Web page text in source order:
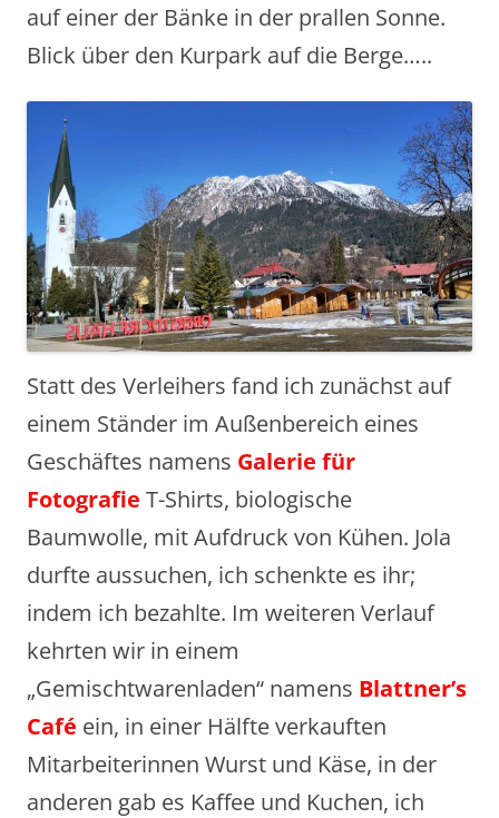
auf einer der Bänke in der prallen Sonne.
Blick über den Kurpark auf die Berge…..
Statt des Verleihers fand ich zunächst auf
einem Ständer im Außenbereich eines
Geschäftes namens Galerie für
Fotografie T-Shirts, biologische
Baumwolle, mit Aufdruck von Kühen. Jola
durfte aussuchen, ich schenkte es ihr;
indem ich bezahlte. Im weiteren Verlauf
kehrten wir in einem
„Gemischtwarenladen“ namens Blattner’s
Café ein, in einer Hälfte verkauften
Mitarbeiterinnen Wurst und Käse, in der
anderen gab es Kaffee und Kuchen, ich